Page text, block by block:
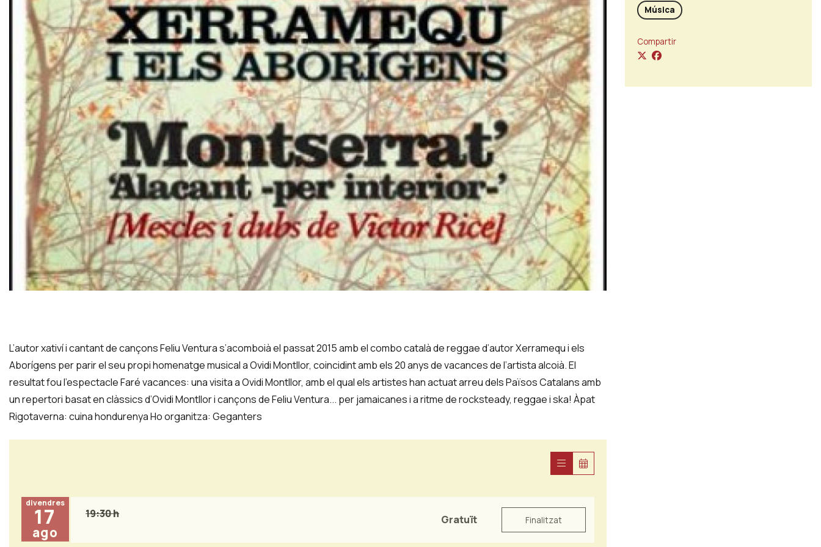
Música
Compartir
L’autor xativí i cantant de cançons Feliu Ventura s’acomboià el passat 2015 amb el combo català de reggae d’autor Xerramequ i els
Aborígens per parir el seu propi homenatge musical a Ovidi Montllor, coincidint amb els 20 anys de vacances de l’artista alcoià. El
resultat fou l’espectacle Faré vacances: una visita a Ovidi Montllor, amb el qual els artistes han actuat arreu dels Països Catalans amb
un repertori basat en clàssics d’Ovidi Montllor i cançons de Feliu Ventura... per jamaicanes i a ritme de rocksteady, reggae i ska! Àpat
Rigotaverna: cuina hondurenya Ho organitza: Geganters
divendres
17
ago
19:30 h Gratuït Finalitzat